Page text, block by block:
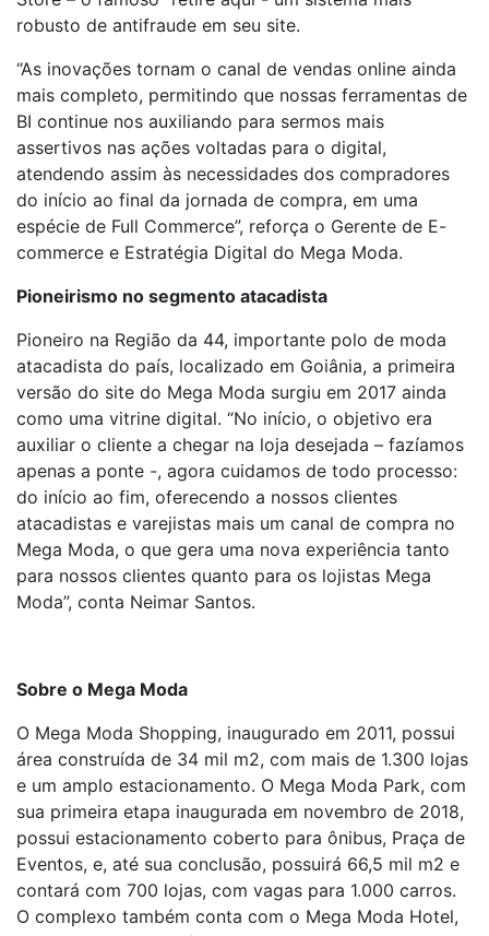
robusto de antifraude em seu site.
“As inovações tornam o canal de vendas online ainda
mais completo, permitindo que nossas ferramentas de
BI continue nos auxiliando para sermos mais
assertivos nas ações voltadas para o digital,
atendendo assim às necessidades dos compradores
do início ao final da jornada de compra, em uma
espécie de Full Commerce”, reforça o Gerente de E-
commerce e Estratégia Digital do Mega Moda.
Pioneirismo no segmento atacadista
Pioneiro na Região da 44, importante polo de moda
atacadista do país, localizado em Goiânia, a primeira
versão do site do Mega Moda surgiu em 2017 ainda
como uma vitrine digital. “No início, o objetivo era
auxiliar o cliente a chegar na loja desejada – fazíamos
apenas a ponte -, agora cuidamos de todo processo:
do início ao fim, oferecendo a nossos clientes
atacadistas e varejistas mais um canal de compra no
Mega Moda, o que gera uma nova experiência tanto
para nossos clientes quanto para os lojistas Mega
Moda”, conta Neimar Santos.
Sobre o Mega Moda
O Mega Moda Shopping, inaugurado em 2011, possui
área construída de 34 mil m2, com mais de 1.300 lojas
e um amplo estacionamento. O Mega Moda Park, com
sua primeira etapa inaugurada em novembro de 2018,
possui estacionamento coberto para ônibus, Praça de
Eventos, e, até sua conclusão, possuirá 66,5 mil m2 e
contará com 700 lojas, com vagas para 1.000 carros.
O complexo também conta com o Mega Moda Hotel,